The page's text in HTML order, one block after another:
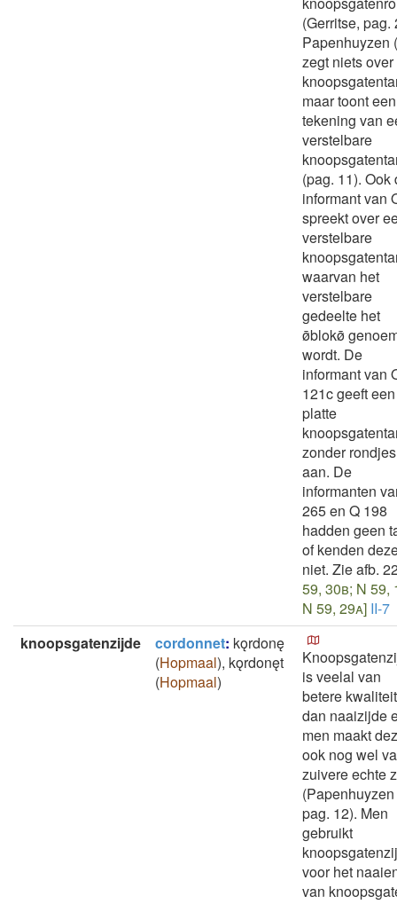
(Gerritse, pag.
Papenhuyzen
zegt niets
maar toont een
tekening van
verstelbare
(pag. 11). Ook
informant van
spreekt over
verstelbare
waarvan het
verstelbare
gedeelte het
ø̄blokø̄
wordt. De
informant van
121c geeft een
platte
zonder rondjes
aan. De
informanten
265 en Q 198
hadden geen
of kenden
niet. Zie afb.
59, 30b; N 59,
N 59, 29a] II-7
knoopsgatenzijde
cordonnet: kǫrdonę
(Hopmaal), kǫrdonęt
(Hopmaal)
is veelal van
betere kwaliteit
dan naaizijde
men maakt
ook nog wel
zuivere echte
(Papenhuyzen
pag. 12). Men
gebruikt
voor het
van